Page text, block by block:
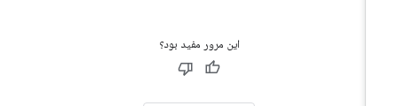
این مرور مفید بود؟